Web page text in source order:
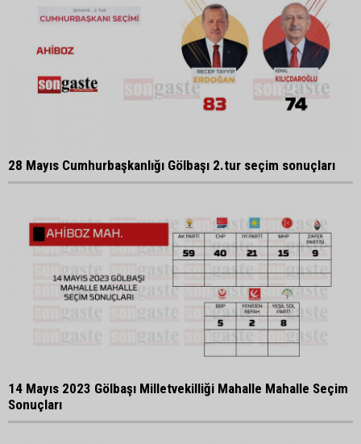
28 Mayıs Cumhurbaşkanlığı Gölbaşı 2.tur seçim sonuçları
14 Mayıs 2023 Gölbaşı Milletvekilliği Mahalle Mahalle Seçim
Sonuçları